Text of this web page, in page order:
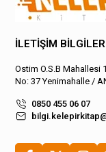
İLETİŞİM
Ostim O.S.B Mahallesi
No: 37 Yenimahalle /
0850 455 06 07